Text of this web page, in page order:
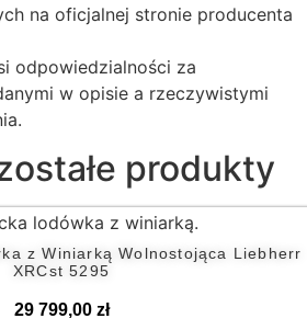
na oficjalnej stronie producenta
odpowiedzialności za
w opisie a rzeczywistymi
produkty
z Winiarką Wolnostojąca Liebherr
XRCst 5295
29 799,00 zł